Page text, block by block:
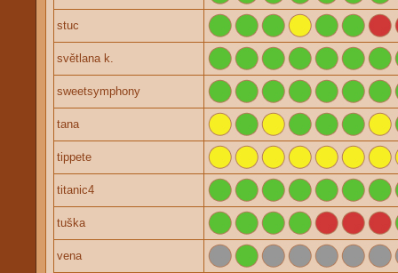
stuc
světlana k.
sweetsymphony
tana
tippete
titanic4
tuška
vena